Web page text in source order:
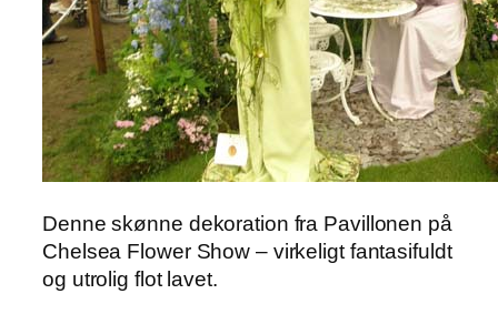
Denne skønne dekoration fra Pavillonen på
Chelsea Flower Show – virkeligt fantasifuldt
og utrolig flot lavet.